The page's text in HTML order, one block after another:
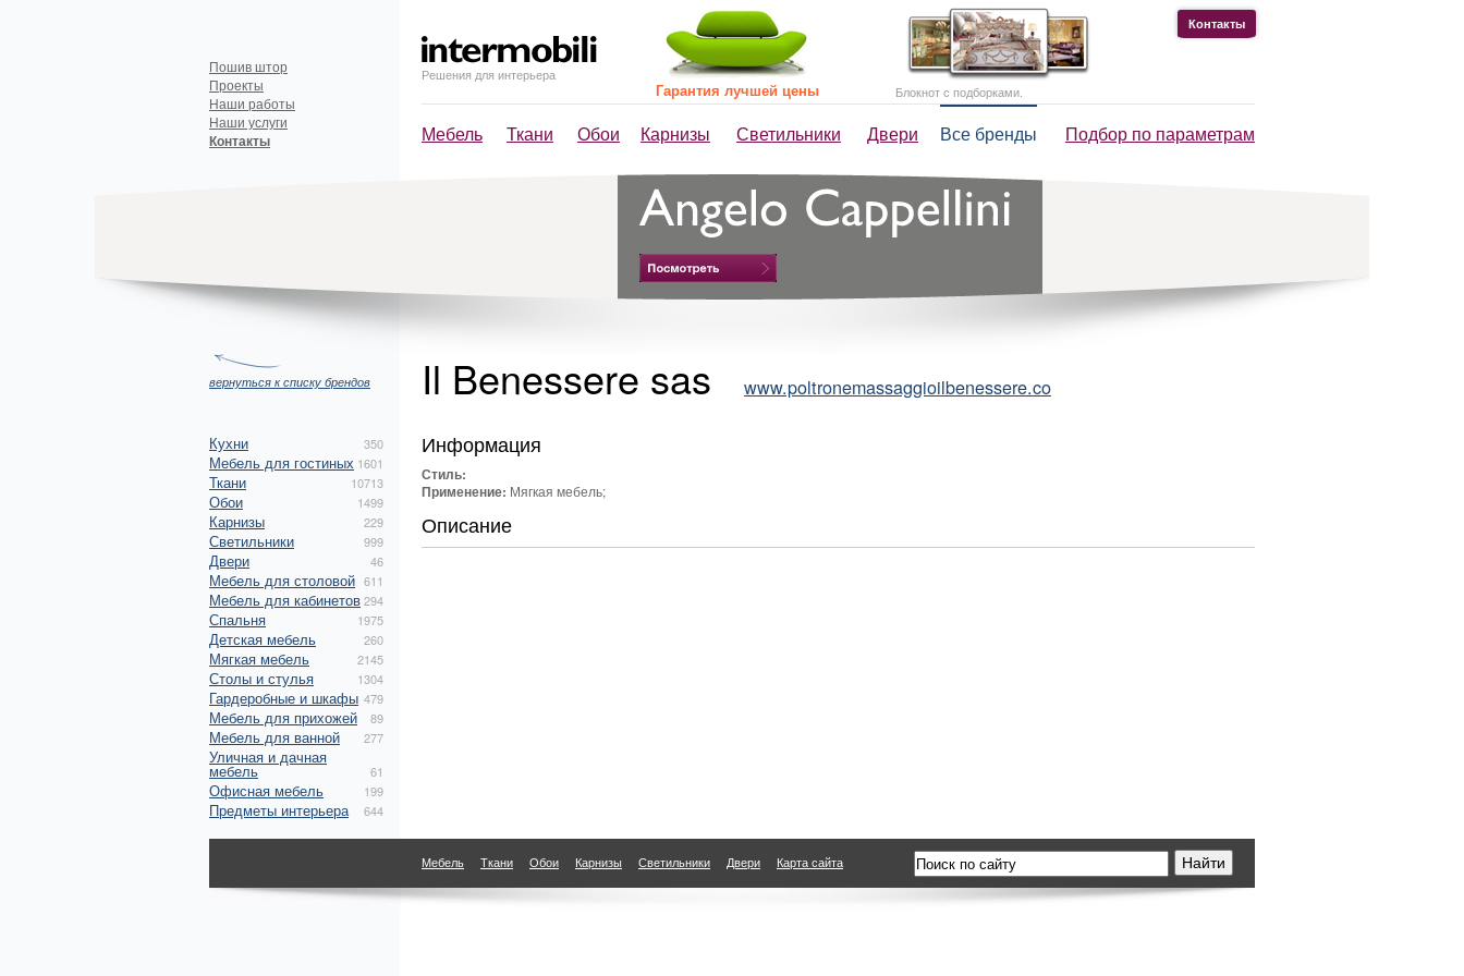
Решения для интерьера
Мебель Ткани Обои Карнизы Светильники Двери Все бренды Подбор по параметрам
Пошив штор
Проекты
Наши работы
Наши услуги
Контакты
Контакты
Гарантия лучшей цены Блокнот с подборками.
вернуться к списку брендов
Кухни 350
Мебель для гостиных 1601
Ткани 10713
Обои 1499
Карнизы 229
Светильники 999
Двери 46
Мебель для столовой 611
Мебель для кабинетов294
Спальня 1975
Детская мебель 260
Мягкая мебель 2145
Столы и стулья 1304
Гардеробные и шкафы 479
Мебель для прихожей 89
Мебель для ванной 277
Уличная и дачная
мебель 61
Офисная мебель 199
Предметы интерьера 644
Il Benessere sas www.poltronemassaggioilbenessere.co
Информация
Стиль:
Применение: Мягкая мебель;
Описание
Мебель Ткани Обои Карнизы Светильники Двери Карта сайта